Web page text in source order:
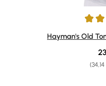
Durchschnittliche
Hayman's Old